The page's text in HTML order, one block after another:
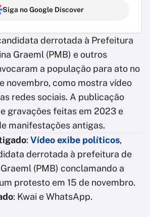
Siga no Google Discover
derrotada à Prefeitura
Graeml (PMB) e outros
a população para ato no
novembro, como mostra vídeo
redes sociais. A publicação
gravações feitas em 2023 e
manifestações antigas.
: Vídeo exibe políticos,
derrotada à prefeitura de
(PMB) conclamando a
protesto em 15 de novembro.
: Kwai e WhatsApp.